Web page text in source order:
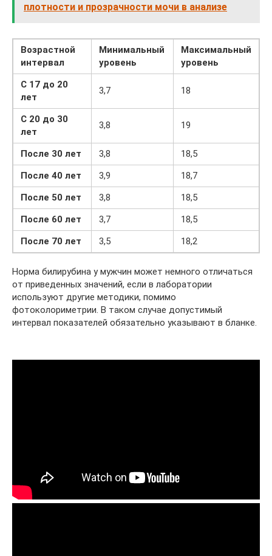
плотности и прозрачности мочи в анализе
Возрастной
интервал
Минимальный
уровень
Максимальный
уровень
С 17 до 20
лет
3,7 18
С 20 до 30
лет
3,8 19
После 30 лет 3,8
18,5
После 40 лет
3,9
18,7
После 50 лет
3,8
18,5
После 60 лет
3,7
18,5
После 70 лет
3,5 18,2
Норма билирубина у мужчин может немного отличаться
от приведенных значений, если в лаборатории
используют другие методики, помимо
фотоколориметрии. В таком случае допустимый
интервал показателей обязательно указывают в бланке.